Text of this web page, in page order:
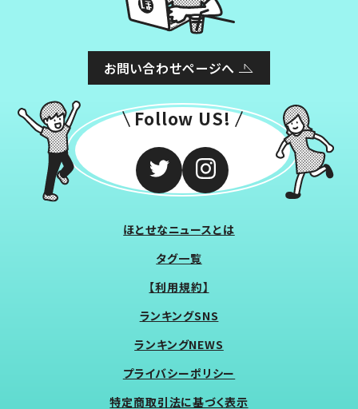
お問い合わせページへ
Follow US!
ほとせなニュースとは
タグ一覧
【利用規約】
ランキングSNS
ランキングNEWS
プライバシーポリシー
特定商取引法に基づく表示